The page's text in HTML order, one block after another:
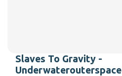
Slaves To Gravity -
Underwaterouterspace